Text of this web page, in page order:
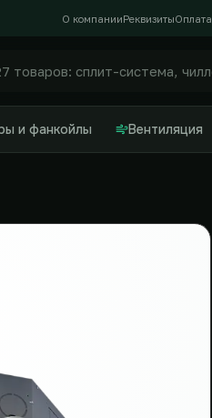
О компанииРеквизитыОплата
и фанкойлы Вентиляция